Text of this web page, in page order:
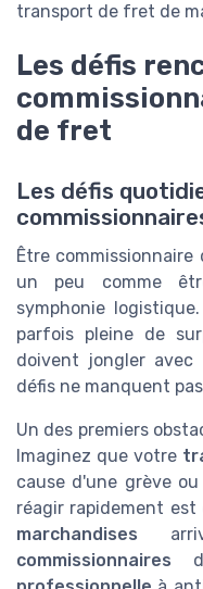
transport de fret de
Les défis
de fret
Les défis
Être commissionnaire
un peu comme
symphonie
parfois pleine de
doivent jongler avec
défis ne manquent
Un des premiers
Imaginez que votre
cause d'une grève
réagir rapidement
marchandises
commissionnaires